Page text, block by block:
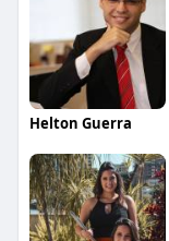
Helton Guerra